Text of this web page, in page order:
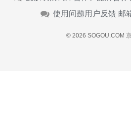
使用问题用户反馈 邮
© 2026 SOGOU.COM